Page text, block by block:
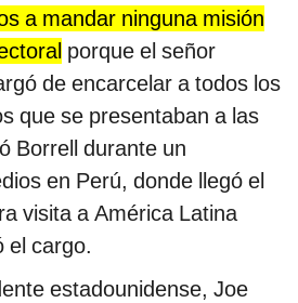
a mandar ninguna misión
porque el señor
de encarcelar a todos los
que se presentaban a las
Borrell durante un
en Perú, donde llegó el
visita a América Latina
el cargo.
estadounidense, Joe